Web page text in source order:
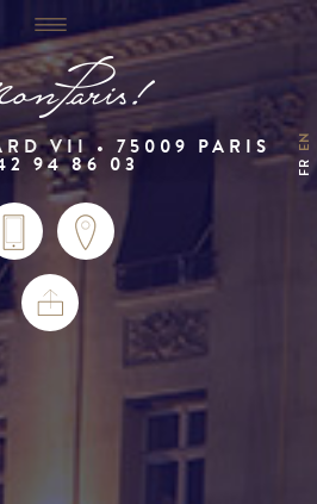
FR
EN
VII • 75009 PARIS
94 86 03